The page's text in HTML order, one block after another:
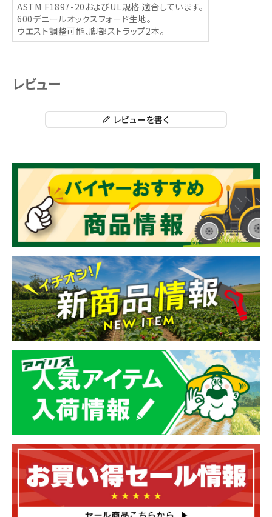
ASTM F1897-20およびUL規格 適合しています。
600デニールオックスフォード生地。
ウエスト調整可能、脚部ストラップ2本。
レビュー
レビューを書く